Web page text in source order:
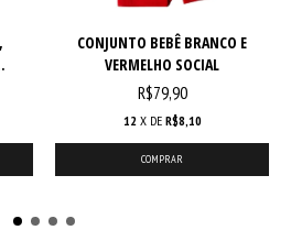
CONJUNTO BEBÊ BRANCO E
VERMELHO SOCIAL
R$79,90
12 X DE R$8,10
COMPRAR